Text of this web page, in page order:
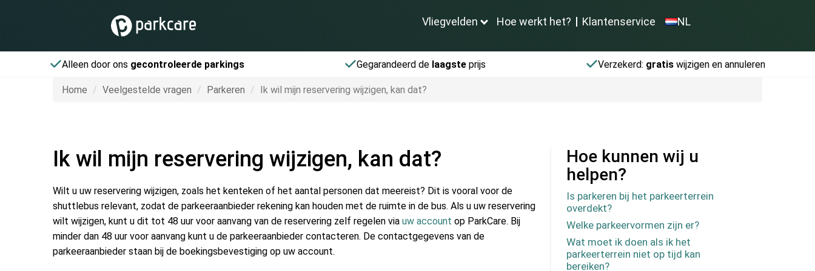
Vliegvelden Hoe werkt het? Klantenservice NL
Alleen door ons gecontroleerde parkings Gegarandeerd de laagsteprijs Verzekerd: gratiswijzigen en annuleren
Home Veelgestelde vragen Parkeren Ik wil mijn reservering wijzigen, kan dat?
Ik wil mijn reservering wijzigen, kan dat?
Wilt u uw reservering wijzigen, zoals het kenteken of het aantal personen dat meereist? Dit is vooral voor de
shuttlebus relevant, zodat de parkeeraanbieder rekening kan houden met de ruimte in de bus. Als u uw reservering
wilt wijzigen, kunt u dit tot 48 uur voor aanvang van de reservering zelf regelen via uw account op ParkCare. Bij
minder dan 48 uur voor aanvang kunt u de parkeeraanbieder contacteren. De contactgegevens van de
parkeeraanbieder staan bij de boekingsbevestiging op uw account.
Hoe kunnen wij u
helpen?
Is parkeren bij het parkeerterrein
overdekt?
Welke parkeervormen zijn er?
Wat moet ik doen als ik het
parkeerterrein niet op tijd kan
bereiken?